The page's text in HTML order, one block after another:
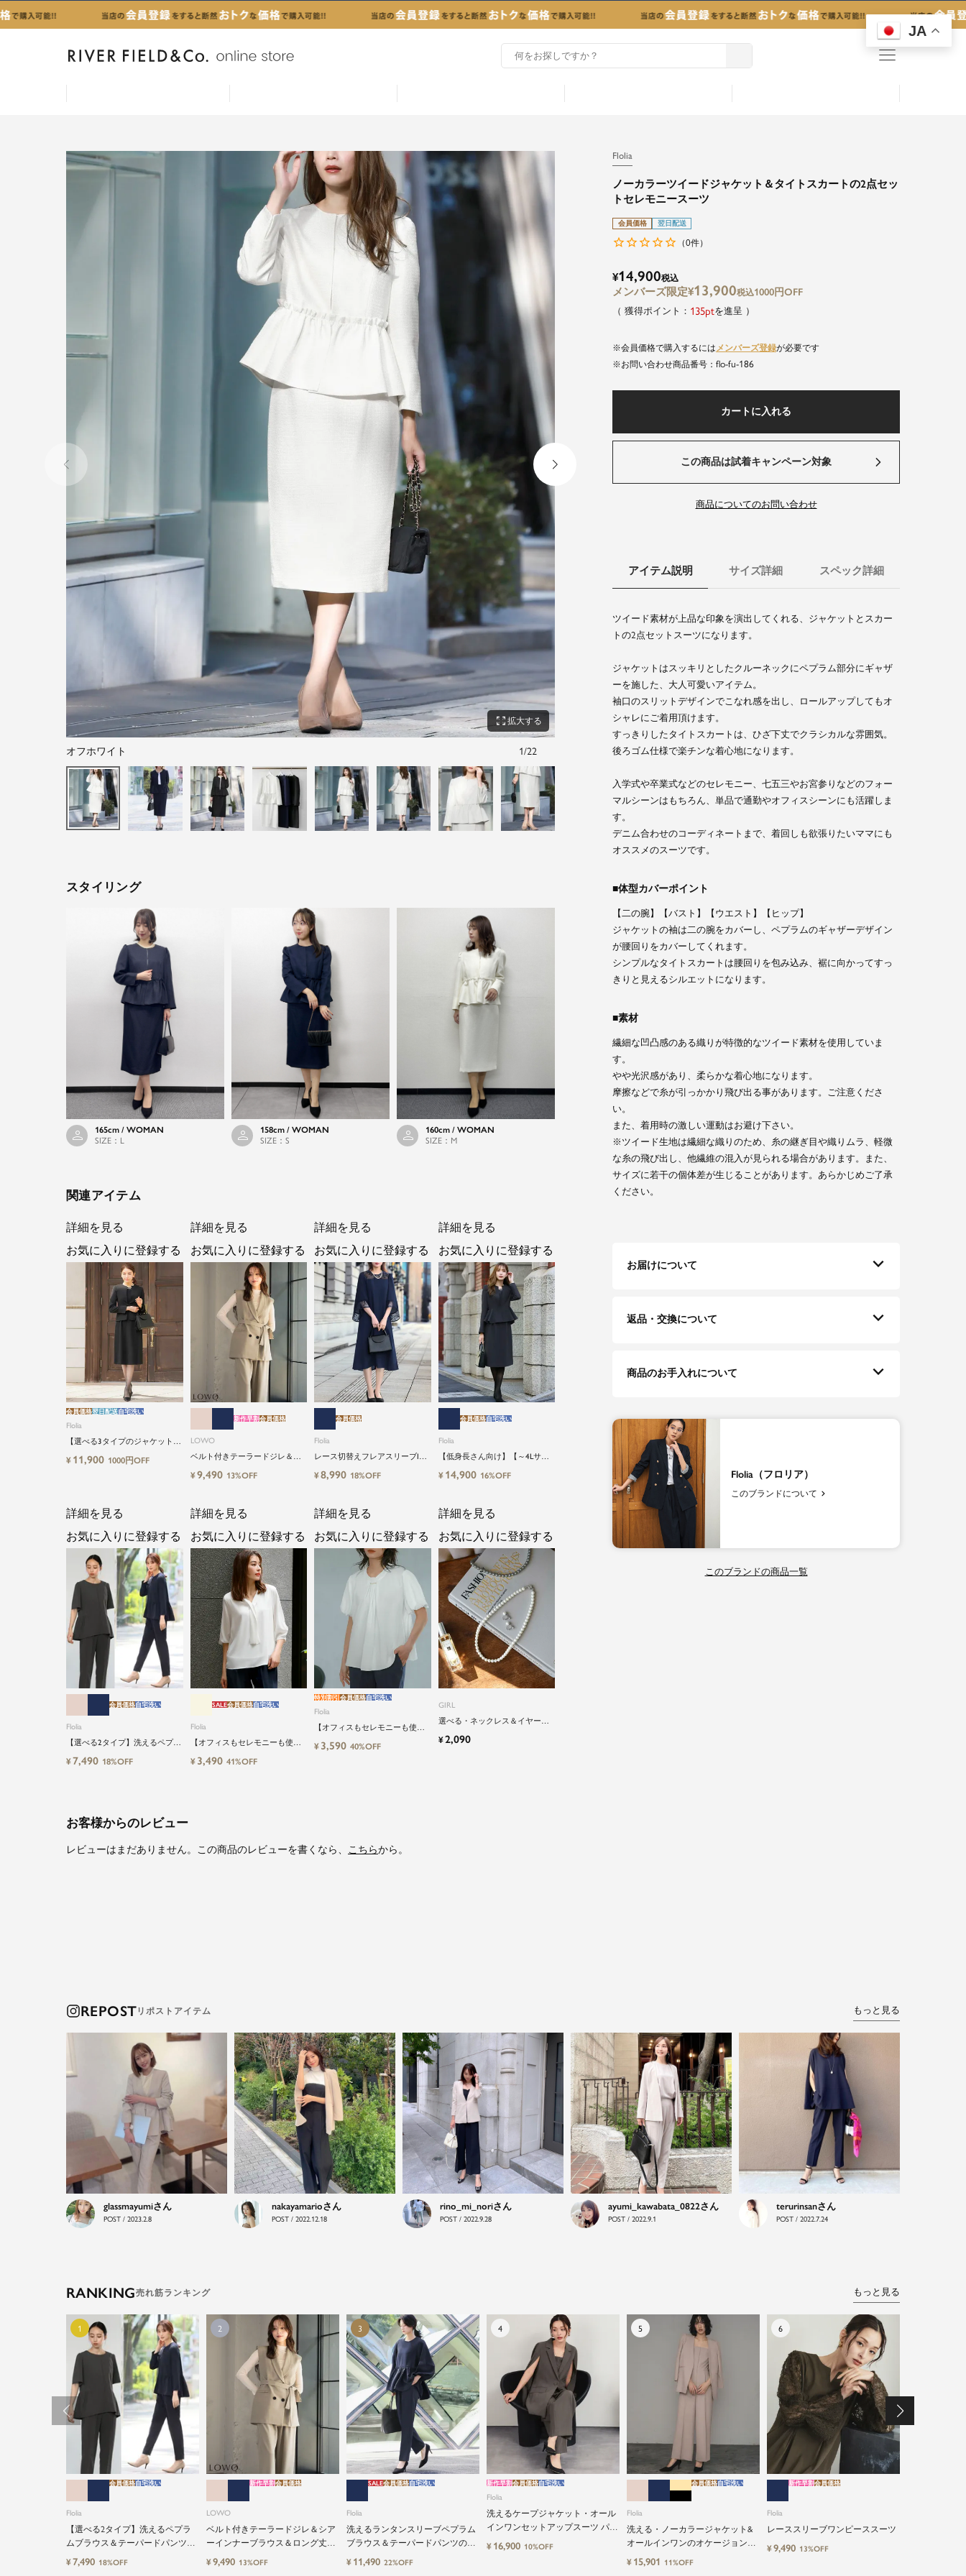
JA
menu
zoom_out_map 拡大する
オフホワイト 1/22
スタイリング
165cm / WOMAN
SIZE：L
158cm / WOMAN
SIZE：S
160cm / WOMAN
SIZE：M
関連アイテム
Flolia
【選べる3タイプのジャケット＆
丈タイプ】洗える・ワンピース2
点セットアップセレモニースー
会員価格翌日配送自宅洗い
¥ 11,900 1000円OFF
詳細を見る
お気に入りに登録する
LOWO
ベルト付きテーラードジレ＆シ
アーインナーブラウス＆ロング
丈設計ワイドパンツ3点セットス
新作早割会員価格
¥9,490 13%OFF
詳細を見る
お気に入りに登録する
Flolia
レース切替えフレアスリーブIラ
インワンピース
会員価格
¥8,990 18%OFF
詳細を見る
お気に入りに登録する
Flolia
【低身長さん向け】【～4Lサイ
ズ】洗えるブラックフォーマル
スーツ2点セット
会員価格自宅洗い
¥ 14,900 16%OFF
詳細を見る
お気に入りに登録する
Flolia
【選べる2タイプ】洗えるペプラ
ムブラウス＆テーパードパンツ
のセットアップセレモニースー
会員価格自宅洗い
¥7,490 18%OFF
詳細を見る
お気に入りに登録する
Flolia
【オフィスもセレモニーも使え
る】洗えるVネックボウタイ風シ
フォン七分袖ビジネスブラウス
SALE会員価格自宅洗い
¥ 3,490 41%OFF
詳細を見る
お気に入りに登録する
Flolia
【オフィスもセレモニーも使え
る】洗えるパフスリーブボウタ
イ風ビジネスブラウス
特別割引会員価格自宅洗い
¥ 3,590 40%OFF
詳細を見る
お気に入りに登録する
GIRL
選べる・ネックレス＆イヤーア
クセサリーのパールアクセサリ
ーセット
¥2,090
詳細を見る
お気に入りに登録する
お客様からのレビュー
レビューはまだありません。この商品のレビューを書くなら、 こちらから。
Flolia
ノーカラーツイードジャケット＆タイトスカートの2点セッ
トセレモニースーツ
会員価格 翌日配送
（0件）
¥14,900税込
¥13,900税込1000円OFF
135 を進呈
会員価格で購入するには メンバーズ登録が必要です
商品番号
flo-fu-186
カートに入れる
この商品は試着キャンペーン対象
商品についてのお問い合わせ
アイテム説明 サイズ詳細 スペック詳細
ツイード素材が上品な印象を演出してくれる、ジャケットとスカー
トの2点セットスーツになります。
ジャケットはスッキリとしたクルーネックにペプラム部分にギャザ
ーを施した、大人可愛いアイテム。
袖口のスリットデザインでこなれ感を出し、ロールアップしてもオ
シャレにご着用頂けます。
すっきりしたタイトスカートは、ひざ下丈でクラシカルな雰囲気。
後ろゴム仕様で楽チンな着心地になります。
入学式や卒業式などのセレモニー、七五三やお宮参りなどのフォー
マルシーンはもちろん、単品で通勤やオフィスシーンにも活躍しま
す。
デニム合わせのコーディネートまで、着回しも欲張りたいママにも
オススメのスーツです。
体型カバーポイント
【二の腕】【バスト】【ウエスト】【ヒップ】
ジャケットの袖は二の腕をカバーし、ペプラムのギャザーデザイン
が腰回りをカバーしてくれます。
シンプルなタイトスカートは腰回りを包み込み、裾に向かってすっ
きりと見えるシルエットになります。
素材
繊細な凹凸感のある織りが特徴的なツイード素材を使用していま
す。
やや光沢感があり、柔らかな着心地になります。
摩擦などで糸が引っかかり飛び出る事があります。ご注意くださ
い。
また、着用時の激しい運動はお避け下さい。
※ツイード生地は繊細な織りのため、糸の継ぎ目や織りムラ、軽微
な糸の飛び出し、他繊維の混入が見られる場合があります。また、
サイズに若干の個体差が生じることがあります。あらかじめご了承
ください。
お届けについて
返品・交換について
商品のお手入れについて
Flolia（フロリア）
このブランドについて
のためのスーツファッション
オフィスやマザーシーンで活躍するセレモニースー
ツ。気負わずに着て頂ける素敵な一枚...それがFloliaの
提案するスーツです。
品よく艶やかに着こなすことのできる女性らしいセッ
トアップから、故人を偲ぶのに相応しい洗練感のある
ブラックフォーマルまで幅広くご提案させて頂きま
す。
このブランドの商品一覧
REPOST もっと見る
glassmayumi
POST / 2023.2.8
nakayamario
POST / 2022.12.18
rino_mi_nori
POST / 2022.9.28
ayumi_kawabata_0822
POST / 2022.9.1
terurinsan
POST / 2022.7.24
RANKING もっと見る
Flolia
【選べる2タイプ】洗えるペプラ
ムブラウス＆テーパードパンツの
セットアップセレモニースーツ
会員価格自宅洗い
¥7,490 18%OFF
LOWO
ベルト付きテーラードジレ＆シア
ーインナーブラウス＆ロング丈設
計ワイドパンツ3点セットスーツ
新作早割会員価格
¥9,490 13%OFF
Flolia
洗えるランタンスリーブペプラム
ブラウス＆テーパードパンツのセ
ットアップセレモニースーツ
SALE会員価格自宅洗い
¥ 11,490 22%OFF
Flolia
洗えるケープジャケット・オール
インワンセットアップスーツ パン
ツドレス
新作早割会員価格自宅洗い
¥ 16,900 10%OFF
Flolia
洗える・ノーカラージャケット&
オールインワンのオケージョン対
応2点セットアップスーツ
会員価格自宅洗い
¥ 15,901 11%OFF
Flolia
レーススリーブワンピーススーツ
新作早割会員価格
¥9,490 13%OFF